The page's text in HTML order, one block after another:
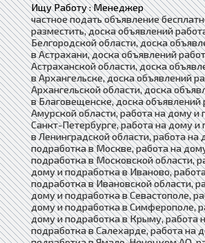
Ищу Работу : Менеджер
частное подать объявление
разместить, доска объявлений
Белгородской области, доска
в Астрахани, доска объявлений
Астраханской области, доска
в Архангельске, доска объявлений
Архангельской области, доска
в Благовещенске, доска объявлений
Амурской области, работа на дому и
Санкт-Петербурге, работа на дому и
в Ленинградской области, работа на
подработка в Москве, работа на
подработка в Московской области,
дому и подработка в Иваново,
подработка в Ивановской области,
дому и подработка в Севастополе,
дому и подработка в Симферополе,
дому и подработка в Крыму, работа
подработка в Салехарде, работа на